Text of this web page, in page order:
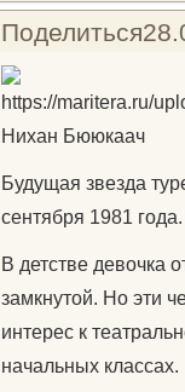
Поделиться
Нихан Бююкаач
Будущая звезда
сентября 1981 года.
В детстве девочка
замкнутой. Но эти
интерес к
начальных классах.